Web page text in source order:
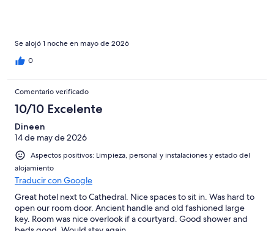
Se alojó 1 noche en mayo de 2026
0
Comentario verificado
10/10 Excelente
Dineen
14 de may de 2026
Aspectos positivos: Limpieza, personal y instalaciones y estado del
alojamiento
Traducir con Google
Great hotel next to Cathedral. Nice spaces to sit in. Was hard to
open our room door. Ancient handle and old fashioned large
key. Room was nice overlook if a courtyard. Good shower and